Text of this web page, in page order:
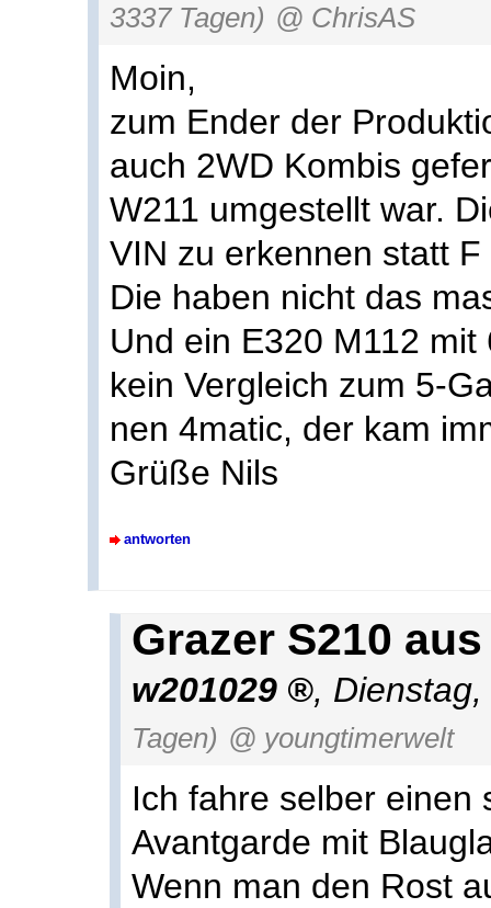
3337 Tagen) @ ChrisAS
Moin,
zum Ender der
auch 2WD Kombis
W211 umgestellt war.
VIN zu erkennen statt
Die haben nicht das
Und ein E320 M112
kein Vergleich zum 5-
nen 4matic, der kam
Grüße Nils
antworten
Grazer S210
w201029 ,
Tagen) @ youngtimerwelt
Ich fahre selber einen
Avantgarde mit
Wenn man den Rost